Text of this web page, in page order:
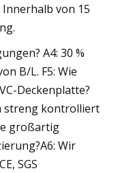
Innerhalb von 15
A4: 30 %
B/L. F5: Wie
Deckenplatte?
streng kontrolliert
großartig
Wir
SGS